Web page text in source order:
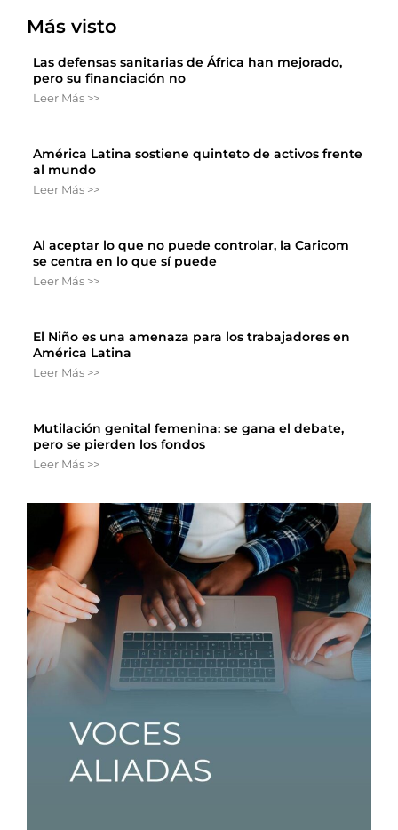
Más visto
Las defensas sanitarias de África han mejorado,
pero su financiación no
Leer Más >>
América Latina sostiene quinteto de activos frente
al mundo
Leer Más >>
Al aceptar lo que no puede controlar, la Caricom
se centra en lo que sí puede
Leer Más >>
El Niño es una amenaza para los trabajadores en
América Latina
Leer Más >>
Mutilación genital femenina: se gana el debate,
pero se pierden los fondos
Leer Más >>